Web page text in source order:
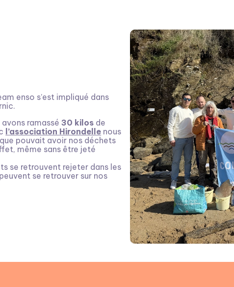
enso s’est impliqué dans
avons ramassé30 kilos de
l’association Hirondelle nous
pouvait avoir nos déchets
même sans être jeté
se retrouvent rejeter dans les
se retrouver sur nos